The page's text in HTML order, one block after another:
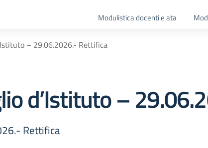
Modulistica docenti e ata
– 29.06.2026.- Rettifica
d’Istituto –
Rettifica